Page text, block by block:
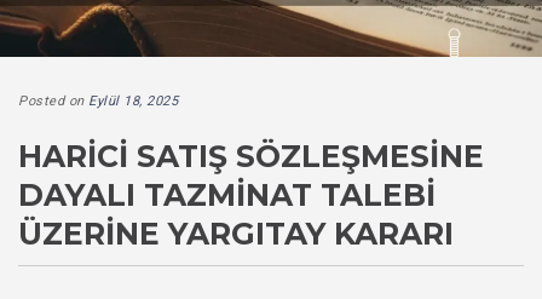
Posted on Eylül 18, 2025
HARICI SATIŞ SÖZLEŞMESINE
DAYALI TAZMINAT TALEBI
ÜZERINE YARGITAY KARARI